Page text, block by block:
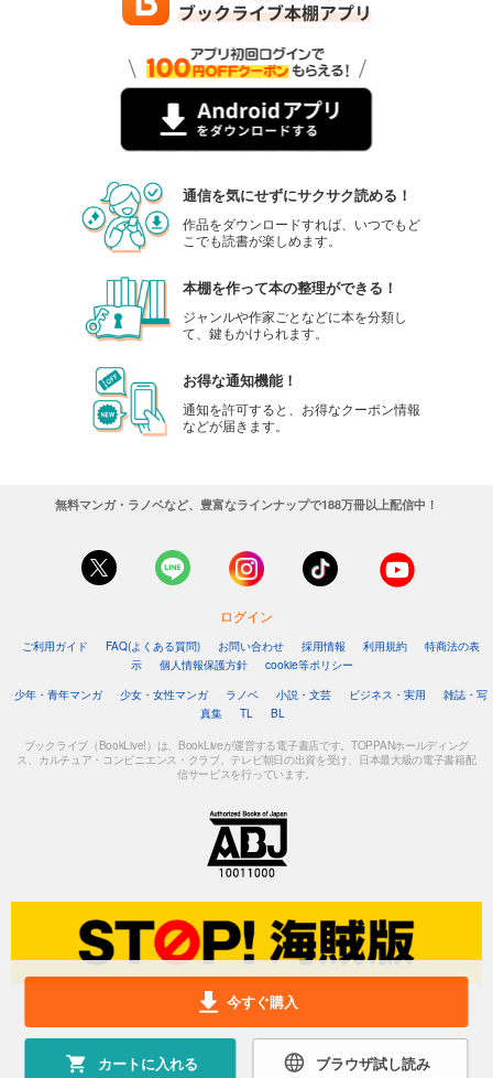
今すぐ購入
カートに入れる ブラウザ試し読み
通信を気にせずにサクサク読める！
作品をダウンロードすれば、いつでもど
こでも読書が楽しめます。
本棚を作って本の整理ができる！
ジャンルや作家ごとなどに本を分類し
て、鍵もかけられます。
お得な通知機能！
通知を許可すると、お得なクーポン情報
などが届きます。
無料マンガ・ラノベなど、豊富なラインナップで188万冊以上配信中！
ログイン
ご利用ガイド FAQ(よくある質問) お問い合わせ 採用情報 利用規約
特商法の表
示
個人情報保護方針
cookie等ポリシー
少年・青年マンガ
少女・女性マンガ ラノベ 小説・文芸 ビジネス・実用
雑誌・写
真集
TL BL
ブックライブ（BookLive!）は、BookLiveが運営する電子書店です。TOPPANホールディング
ス、カルチュア・コンビニエンス・クラブ、テレビ朝日の出資を受け、日本最大級の電子書籍配
信サービスを行っています。